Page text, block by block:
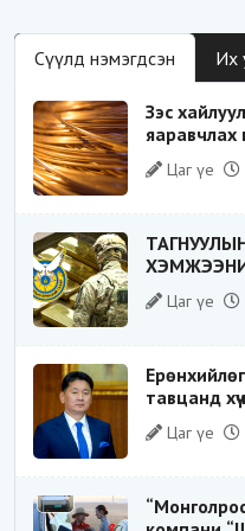
Сүүлд нэмэгдсэн Их
Зэс
яаравчлах
байдал“-д
Цаг үе
ХИЛЭЭР
ҮЙЛДЛИЙГ
Цаг үе
тавцанд
шударга
Цаг үе